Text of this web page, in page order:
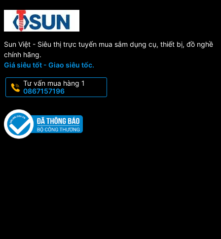
Sun Việt - Siêu thị trực tuyến mua sắm dụng cụ, thiết bị, đồ nghề
chính hãng.
Giá siêu tốt - Giao siêu tốc.
Tư vấn mua hàng 1
0867157196